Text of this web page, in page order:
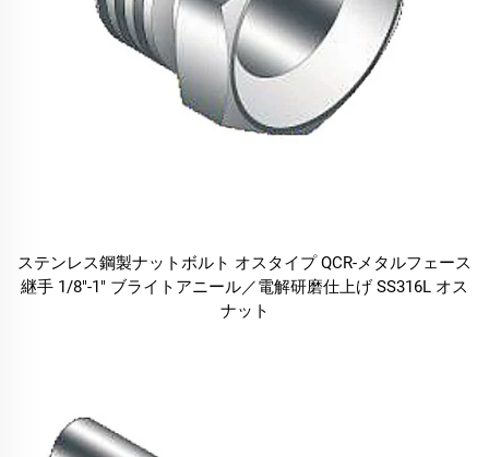
ステンレス鋼製ナットボルト オスタイプ QCR-メタルフェース
継手 1/8"-1" ブライトアニール／電解研磨仕上げ SS316L オス
ナット